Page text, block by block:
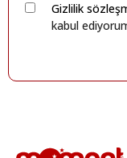
Gizlilik
kabul